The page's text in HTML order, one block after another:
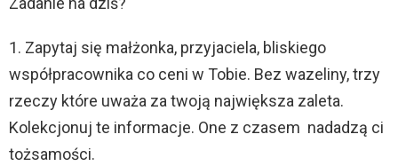
1. Zapytaj się małżonka, przyjaciela, bliskiego
współpracownika co ceni w Tobie. Bez wazeliny, trzy
rzeczy które uważa za twoją największa zaleta.
Kolekcjonuj te informacje. One z czasem nadadzą ci
tożsamości.